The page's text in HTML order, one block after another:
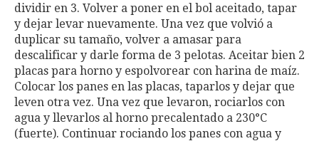
dividir en 3. Volver a poner en el bol aceitado, tapar
y dejar levar nuevamente. Una vez que volvió a
duplicar su tamaño, volver a amasar para
descalificar y darle forma de 3 pelotas. Aceitar bien 2
placas para horno y espolvorear con harina de maíz.
Colocar los panes en las placas, taparlos y dejar que
leven otra vez. Una vez que levaron, rociarlos con
agua y llevarlos al horno precalentado a 230°C
(fuerte). Continuar rociando los panes con agua y